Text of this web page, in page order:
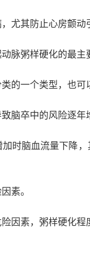
尤其防止心房颤动
脉粥样硬化的最主
的一个类型，也可
脑卒中的风险逐年
时脑血流量下降
素。
因素，粥样硬化程